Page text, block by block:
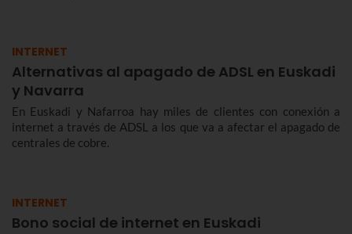
INTERNET
Alternativas al apagado de ADSL en Euskadi
y Navarra
En Euskadi y Nafarroa hay miles de clientes con conexión a
internet a través de ADSL a los que va a afectar el apagado de
centrales de cobre.
INTERNET
Bono social de internet en Euskadi